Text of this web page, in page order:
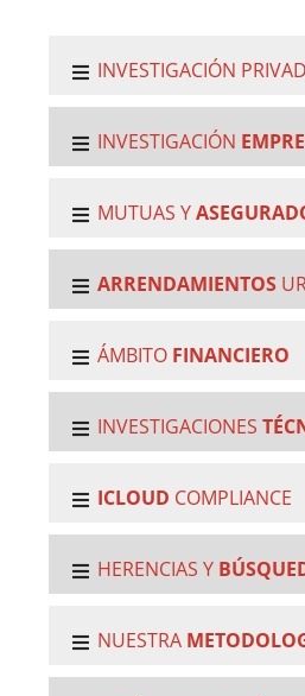
INVESTIGACIÓN
INVESTIGACIÓN
MUTUAS Y
ARRENDAMIENTOS
ÁMBITO FINANCIERO
INVESTIGACIONES
ICLOUD COMPLIANCE
HERENCIAS Y
NUESTRA